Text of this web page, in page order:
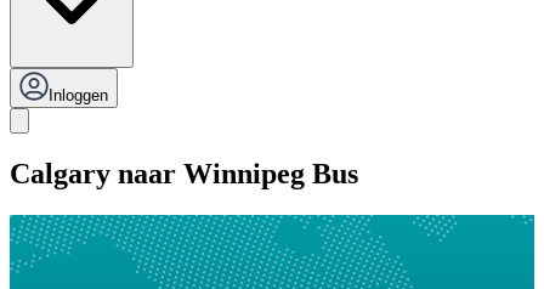
Inloggen
Calgary naar Winnipeg Bus